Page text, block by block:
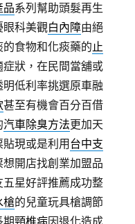
品系列幫助頭髮再生
眼科美觀白內障由絕
食物和化痰藥的止
狀，在民間當舖或
明低利率挑選原車融
甚至有機會百分百借
汽車除臭方法更加天
現或是利用 台中支
開店找創業加盟品
五星好評推薦成功整
槍的兒童玩具槍調節
期頸椎病因退化造成